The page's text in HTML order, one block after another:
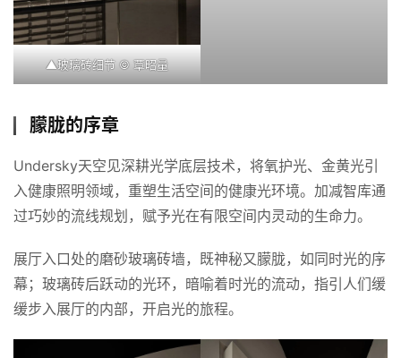
▲玻璃砖细节 © 覃昭量
朦胧的序章
Undersky天空见深耕光学底层技术，将氧护光、金黄光引
入健康照明领域，重塑生活空间的健康光环境。加减智库通
过巧妙的流线规划，赋予光在有限空间内灵动的生命力。
展厅入口处的磨砂玻璃砖墙，既神秘又朦胧，如同时光的序
幕；玻璃砖后跃动的光环，暗喻着时光的流动，指引人们缓
缓步入展厅的内部，开启光的旅程。